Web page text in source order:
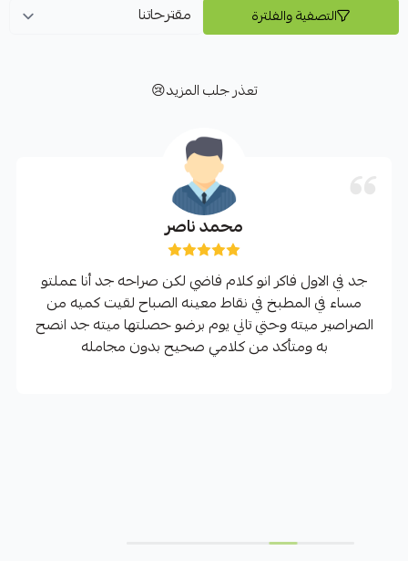
التصفية والفلترة
تعذر جلب المزيد😢
محمد ناصر
جد في الاول فاكر انو كلام فاضي لكن صراحه جد أنا عملتو
مساء في المطبخ في نقاط معينه الصباح لقيت كميه من
الصراصير ميته وحتي تاني يوم برضو حصلتها ميته جد انصح
به ومتأكد من كلامي صحيح بدون مجامله